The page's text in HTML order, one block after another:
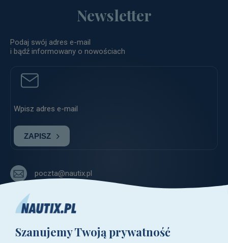
Newsletter
Podaj swój adres e-mail
i bądź informowany o nowościach
ZAPISZ
poczta@nautix.pl
+48 783-788-216
ul. Zwoleńska 23,
Szanujemy Twoją prywatność